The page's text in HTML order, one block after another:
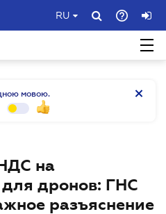
RU
мовою.
на
дронов: ГНС
разъяснение